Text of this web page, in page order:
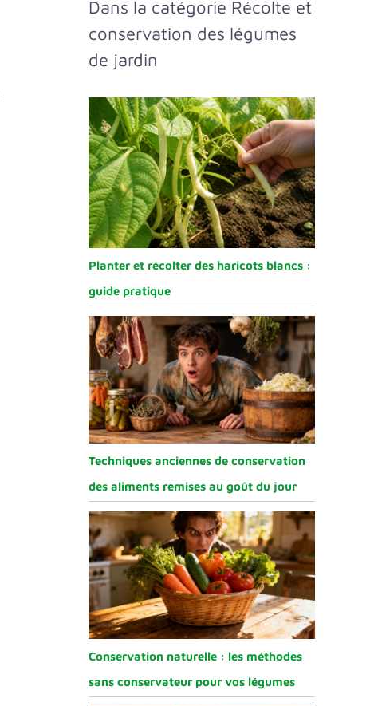
Dans la catégorie Récolte et
conservation des légumes
de jardin
Planter et récolter des haricots blancs :
guide pratique
Techniques anciennes de conservation
des aliments remises au goût du jour
Conservation naturelle : les méthodes
sans conservateur pour vos légumes